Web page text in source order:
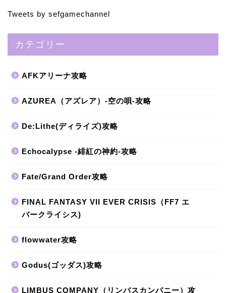
Tweets by sefgamechannel
カテゴリー
AFKアリーナ攻略
AZUREA（アズレア）-空の唄-攻略
De:Lithe(ディライズ)攻略
Echocalypse -緋紅の神約-攻略
Fate/Grand Order攻略
FINAL FANTASY VII EVER CRISIS（FF7 エ
バークライシス)
flowwater攻略
Godus(ゴッダス)攻略
LIMBUS COMPANY（リンバスカンパニー）攻